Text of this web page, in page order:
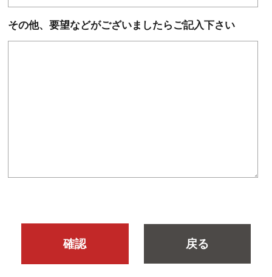
その他、要望などがございましたらご記入下さい
戻る